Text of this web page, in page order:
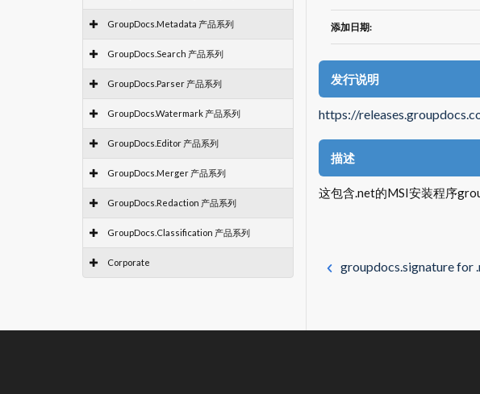
GroupDocs.Metadata 产品系列
GroupDocs.Search 产品系列
GroupDocs.Parser 产品系列
GroupDocs.Watermark 产品系列
GroupDocs.Editor 产品系列
GroupDocs.Merger 产品系列
GroupDocs.Redaction 产品系列
GroupDocs.Classification 产品系列
Corporate
添加日期:
发行说明
https://
描述
这包含.net的MSI安装程序
groupdocs.signature for